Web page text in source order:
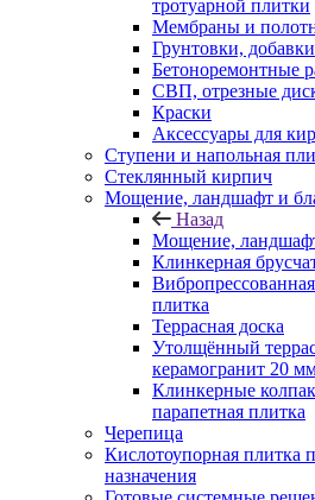
тротуарной плитки
Мембраны и
Грунтовки, добавки
Бетоноремонтные
СВП, отрезные
Краски
Аксессуары для
Ступени и напольная
Cтеклянный кирпич
Мощение, ландшафт и
Назад
Мощение,
Клинкерная
плитка
Террасная доска
Утолщённый
керамогранит 20
Клинкерные
парапетная плитка
Черепица
Кислотоупорная плитка
назначения